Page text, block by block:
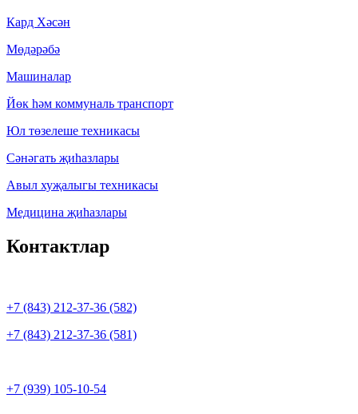
Кард Хәсән
Мөдәрәбә
Машиналар
Йөк һәм коммуналь транспорт
Юл төзелеше техникасы
Сәнәгать җиһазлары
Авыл хуҗалыгы техникасы
Медицина җиһазлары
Контактлар
+7 (843) 212-37-36 (582)
+7 (843) 212-37-36 (581)
+7 (939) 105-10-54